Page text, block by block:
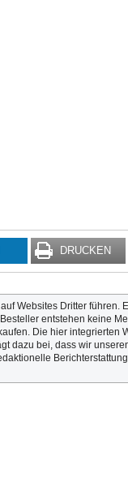
DRUCKEN
Websites Dritter führen.
entstehen keine
Die hier integrierten
dazu bei, dass wir